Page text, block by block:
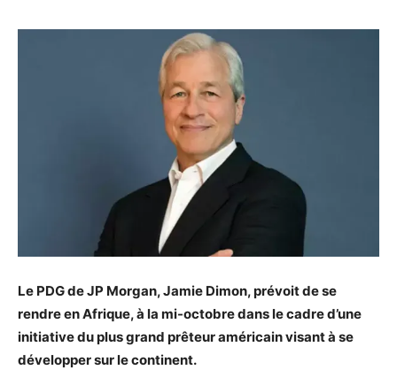
Le PDG de JP Morgan, Jamie Dimon, prévoit de se
rendre en Afrique, à la mi-octobre dans le cadre d’une
initiative du plus grand prêteur américain visant à se
développer sur le continent.